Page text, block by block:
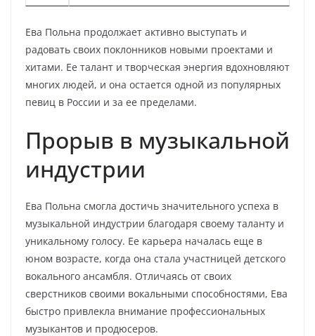
Ева Польна продолжает активно выступать и
радовать своих поклонников новыми проектами и
хитами. Ее талант и творческая энергия вдохновляют
многих людей, и она остается одной из популярных
певиц в России и за ее пределами.
Прорыв в музыкальной
индустрии
Ева Польна смогла достичь значительного успеха в
музыкальной индустрии благодаря своему таланту и
уникальному голосу. Ее карьера началась еще в
юном возрасте, когда она стала участницей детского
вокального ансамбля. Отличаясь от своих
сверстников своими вокальными способностями, Ева
быстро привлекла внимание профессиональных
музыкантов и продюсеров.